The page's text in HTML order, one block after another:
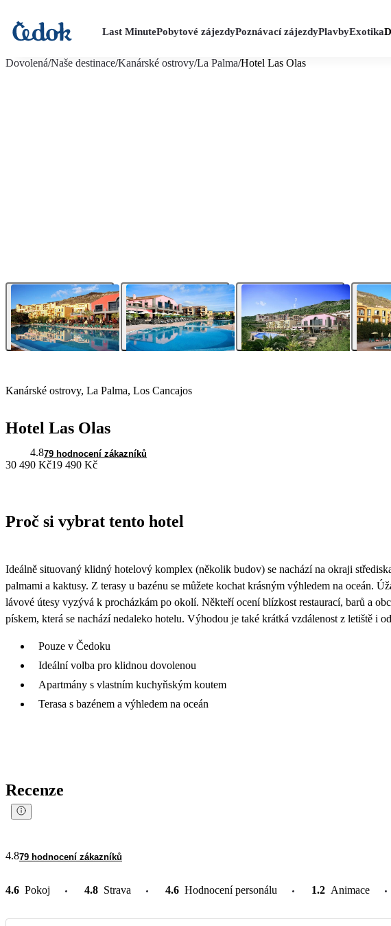
Last MinutePobytové zájezdyPoznávací zájezdyPlavbyExotika
Dovolená/Naše destinace/Kanárské ostrovy/La Palma/Hotel Las Olas
Kanárské ostrovy, La Palma, Los Cancajos
Hotel Las Olas
4.879 hodnocení zákazníků
30 490 Kč19 490 Kč
Proč si vybrat tento hotel
Ideálně situovaný klidný hotelový komplex (několik budov) se nachází na okraji
palmami a kaktusy. Z terasy u bazénu se můžete kochat krásným výhledem na oceán.
lávové útesy vyzývá k procházkám po okolí. Někteří ocení blízkost restaurací, barů a
pískem, která se nachází nedaleko hotelu. Výhodou je také krátká vzdálenost z letiště i
Pouze v Čedoku
Ideální volba pro klidnou dovolenou
Apartmány s vlastním kuchyňským koutem
Terasa s bazénem a výhledem na oceán
Recenze
4.879 hodnocení zákazníků
4.6 Pokoj 4.8 Strava 4.6 Hodnocení personálu 1.2 Animace